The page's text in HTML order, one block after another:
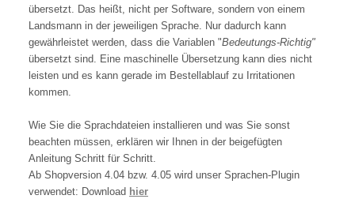
übersetzt. Das heißt, nicht per Software, sondern von einem
Landsmann in der jeweiligen Sprache. Nur dadurch kann
gewährleistet werden, dass die Variablen "Bedeutungs-Richtig"
übersetzt sind. Eine maschinelle Übersetzung kann dies nicht
leisten und es kann gerade im Bestellablauf zu Irritationen
kommen.
Wie Sie die Sprachdateien installieren und was Sie sonst
beachten müssen, erklären wir Ihnen in der beigefügten
Anleitung Schritt für Schritt.
Ab Shopversion 4.04 bzw. 4.05 wird unser Sprachen-Plugin
verwendet: Download hier